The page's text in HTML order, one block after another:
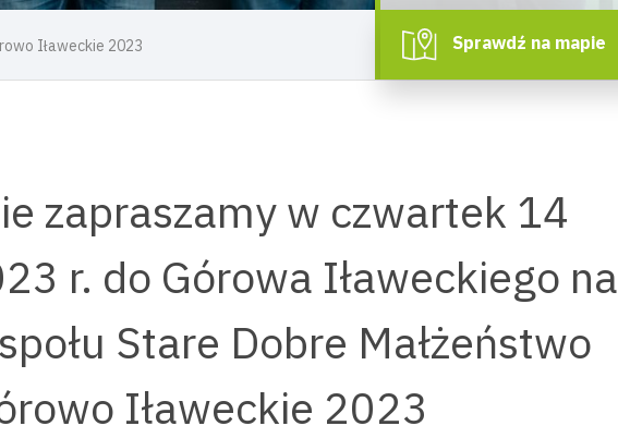
Iławeckie 2023 Sprawdź na mapie
zapraszamy w czwartek 14
r. do Górowa Iławeckiego na
Stare Dobre Małżeństwo
Iławeckie 2023